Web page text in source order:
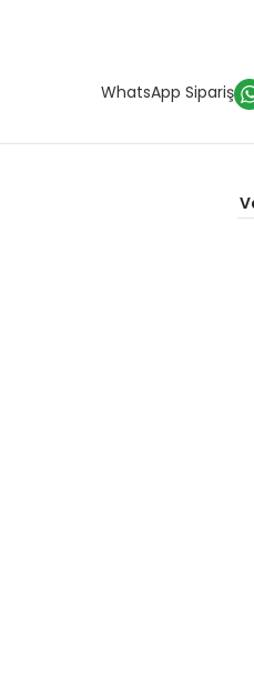
WhatsApp Sipariş